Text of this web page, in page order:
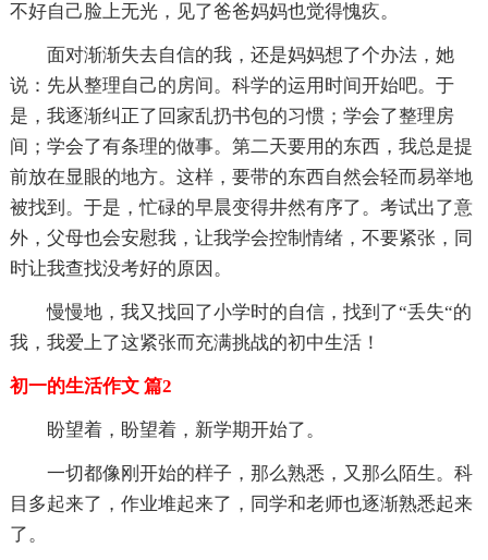
不好自己脸上无光，见了爸爸妈妈也觉得愧疚。
面对渐渐失去自信的我，还是妈妈想了个办法，她
说：先从整理自己的房间。科学的运用时间开始吧。于
是，我逐渐纠正了回家乱扔书包的习惯；学会了整理房
间；学会了有条理的做事。第二天要用的东西，我总是提
前放在显眼的地方。这样，要带的东西自然会轻而易举地
被找到。于是，忙碌的早晨变得井然有序了。考试出了意
外，父母也会安慰我，让我学会控制情绪，不要紧张，同
时让我查找没考好的原因。
慢慢地，我又找回了小学时的自信，找到了“丢失“的
我，我爱上了这紧张而充满挑战的初中生活！
初一的生活作文 篇2
盼望着，盼望着，新学期开始了。
一切都像刚开始的样子，那么熟悉，又那么陌生。科
目多起来了，作业堆起来了，同学和老师也逐渐熟悉起来
了。